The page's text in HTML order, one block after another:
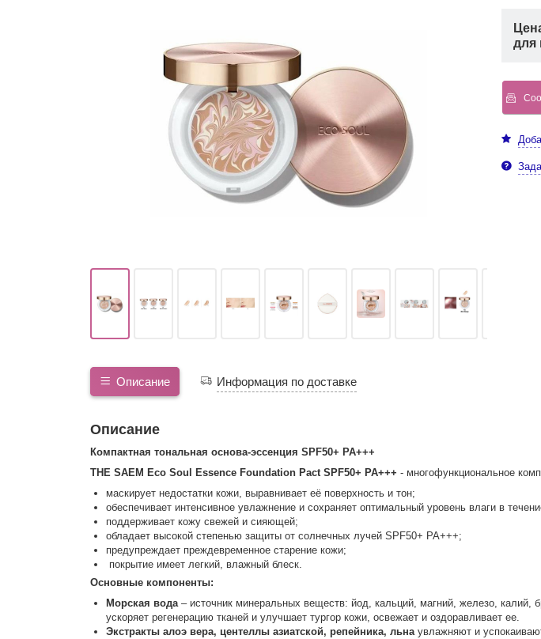
для
Описание Информация по доставке
Описание
Компактная тональная основа-эссенция SPF50+ PA+++
THE SAEM Eco Soul Essence Foundation Pact SPF50+ PA+++ - многофункциональное
маскирует недостатки кожи, выравнивает её поверхность и тон;
обеспечивает интенсивное увлажнение и сохраняет оптимальный уровень влаги в
поддерживает кожу свежей и сияющей;
обладает высокой степенью защиты от солнечных лучей SPF50+ PA+++;
предупреждает преждевременное старение кожи;
покрытие имеет легкий, влажный блеск.
Основные компоненты:
Морская вода– источник минеральных веществ: йод, кальций, магний, железо, калий,
ускоряет регенерацию тканей и улучшает тургор кожи, освежает и оздоравливает ее.
Экстракты алоэ вера, центеллы азиатской, репейника, льнаувлажняют и